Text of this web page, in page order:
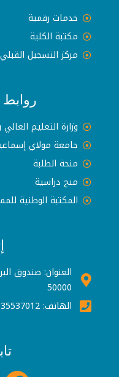
خدمات رقمية
مكتبة الكلية
مركز التسجيل
وزارة التعليم
جامعة مولاي
منحة الطلبة
منح دراسية
المكتبة الوطنية
50000
الهاتف: 0535537012